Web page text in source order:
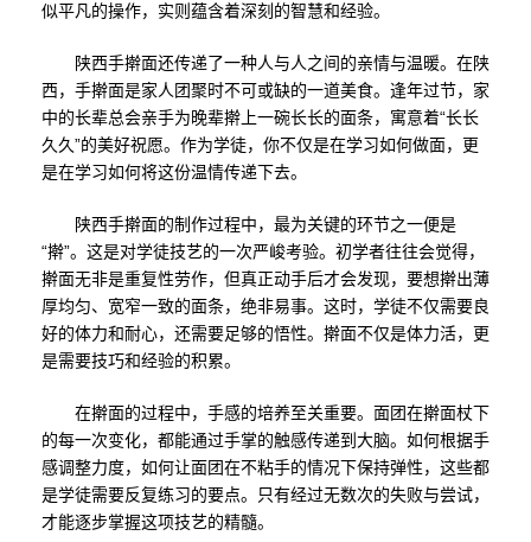
似平凡的操作，实则蕴含着深刻的智慧和经验。
陕西手擀面还传递了一种人与人之间的亲情与温暖。在陕
西，手擀面是家人团聚时不可或缺的一道美食。逢年过节，家
中的长辈总会亲手为晚辈擀上一碗长长的面条，寓意着“长长
久久”的美好祝愿。作为学徒，你不仅是在学习如何做面，更
是在学习如何将这份温情传递下去。
陕西手擀面的制作过程中，最为关键的环节之一便是
“擀”。这是对学徒技艺的一次严峻考验。初学者往往会觉得，
擀面无非是重复性劳作，但真正动手后才会发现，要想擀出薄
厚均匀、宽窄一致的面条，绝非易事。这时，学徒不仅需要良
好的体力和耐心，还需要足够的悟性。擀面不仅是体力活，更
是需要技巧和经验的积累。
在擀面的过程中，手感的培养至关重要。面团在擀面杖下
的每一次变化，都能通过手掌的触感传递到大脑。如何根据手
感调整力度，如何让面团在不粘手的情况下保持弹性，这些都
是学徒需要反复练习的要点。只有经过无数次的失败与尝试，
才能逐步掌握这项技艺的精髓。